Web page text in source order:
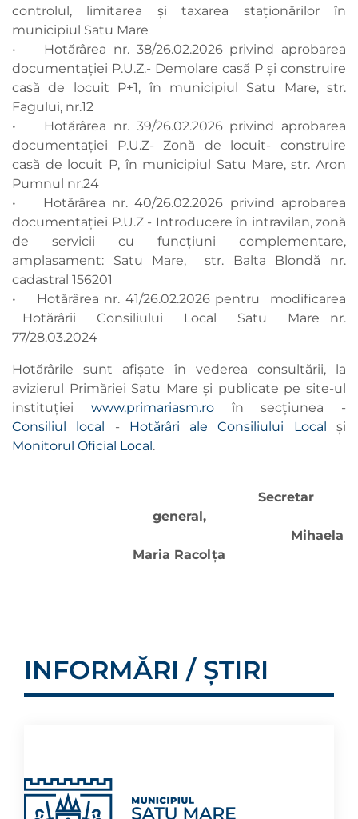
controlul, limitarea și taxarea staționărilor în
municipiul Satu Mare
• Hotărârea nr. 38/26.02.2026 privind aprobarea
documentației P.U.Z.- Demolare casă P și construire
casă de locuit P+1, în municipiul Satu Mare, str.
Fagului, nr.12
• Hotărârea nr. 39/26.02.2026 privind aprobarea
documentației P.U.Z- Zonă de locuit- construire
casă de locuit P, în municipiul Satu Mare, str. Aron
Pumnul nr.24
• Hotărârea nr. 40/26.02.2026 privind aprobarea
documentaţiei P.U.Z - Introducere în intravilan, zonă
de servicii cu funcțiuni complementare,
amplasament: Satu Mare, str. Balta Blondă nr.
cadastral 156201
• Hotărârea nr. 41/26.02.2026 pentru modificarea
Hotărârii Consiliului Local Satu Mare nr.
77/28.03.2024
Hotărârile sunt afișate în vederea consultării, la
avizierul Primăriei Satu Mare şi publicate pe site-ul
instituţiei www.primariasm.roîn secţiunea -
Consiliul local - Hotărâri ale Consiliului Local și
Monitorul Oficial Local.
Secretar
general,
Mihaela
Maria Racolţa
INFORMĂRI / ȘTIRI